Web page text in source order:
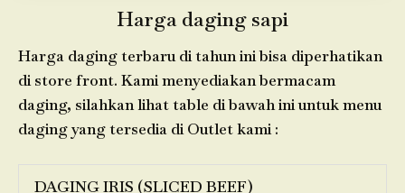
Harga daging sapi
Harga daging terbaru di tahun ini bisa diperhatikan
di store front. Kami menyediakan bermacam
daging, silahkan lihat table di bawah ini untuk menu
daging yang tersedia di Outlet kami :
DAGING IRIS (SLICED BEEF)